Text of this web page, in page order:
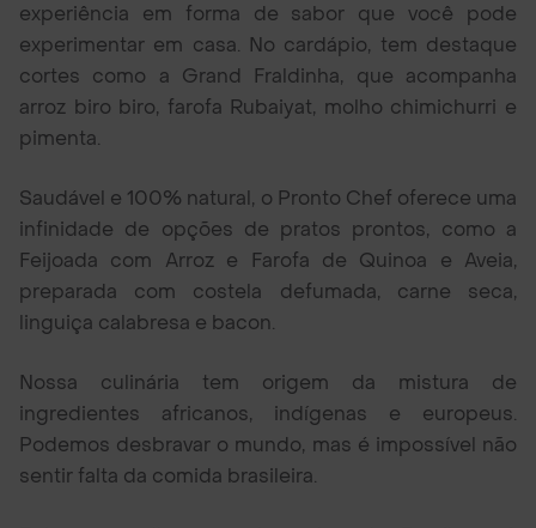
experiência em forma de sabor que você pode
experimentar em casa. No cardápio, tem destaque
cortes como a Grand Fraldinha, que acompanha
arroz biro biro, farofa Rubaiyat, molho chimichurri e
pimenta.
Saudável e 100% natural, o Pronto Chef oferece uma
infinidade de opções de pratos prontos, como a
Feijoada com Arroz e Farofa de Quinoa e Aveia,
preparada com costela defumada, carne seca,
linguiça calabresa e bacon.
Nossa culinária tem origem da mistura de
ingredientes africanos, indígenas e europeus.
Podemos desbravar o mundo, mas é impossível não
sentir falta da comida brasileira.